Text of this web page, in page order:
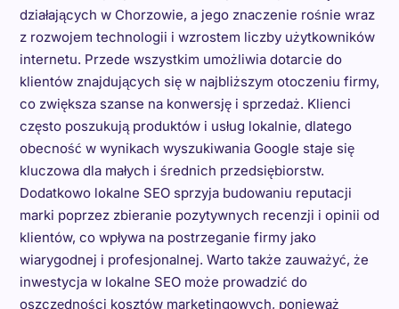
działających w Chorzowie, a jego znaczenie rośnie wraz
z rozwojem technologii i wzrostem liczby użytkowników
internetu. Przede wszystkim umożliwia dotarcie do
klientów znajdujących się w najbliższym otoczeniu firmy,
co zwiększa szanse na konwersję i sprzedaż. Klienci
często poszukują produktów i usług lokalnie, dlatego
obecność w wynikach wyszukiwania Google staje się
kluczowa dla małych i średnich przedsiębiorstw.
Dodatkowo lokalne SEO sprzyja budowaniu reputacji
marki poprzez zbieranie pozytywnych recenzji i opinii od
klientów, co wpływa na postrzeganie firmy jako
wiarygodnej i profesjonalnej. Warto także zauważyć, że
inwestycja w lokalne SEO może prowadzić do
oszczędności kosztów marketingowych, ponieważ